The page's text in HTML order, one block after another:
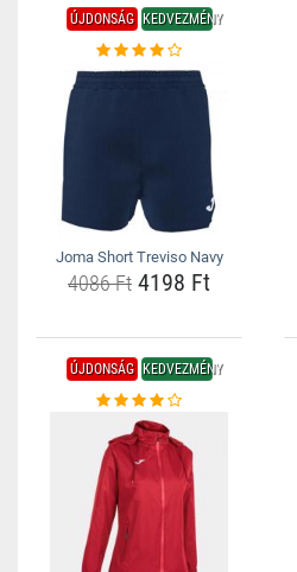
ÚJDONSÁG KEDVEZMÉNY
Joma Short Treviso Navy
4086 Ft 4198 Ft
ÚJDONSÁG KEDVEZMÉNY